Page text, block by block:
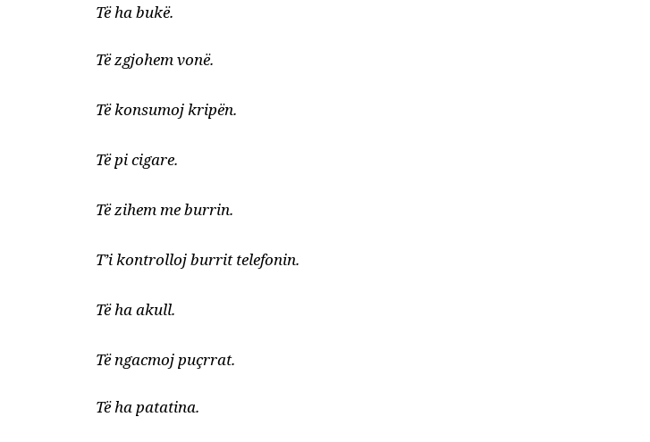
Të ha bukë.
Të zgjohem vonë.
Të konsumoj kripën.
Të pi cigare.
Të zihem me burrin.
T’i kontrolloj burrit telefonin.
Të ha akull.
Të ngacmoj puçrrat.
Të ha patatina.